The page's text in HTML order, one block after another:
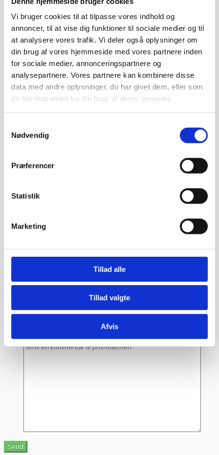
Vi bruger cookies til at tilpasse vores indhold og
annoncer, til at vise dig funktioner til sociale medier og til
at analysere vores trafik. Vi deler også oplysninger om
din brug af vores hjemmeside med vores partnere inden
for sociale medier, annonceringspartnere og
analysepartnere. Vores partnere kan kombinere disse
data med andre oplysninger, du har givet dem, eller som
de har indsamlet fra din brug af deres tjenester.
Nødvendig
Præferencer
Statistik
Marketing
Tillad alle
Tillad valgte
Afvis
Har du fundet et billigere produkt som vi skal pris matche?
Set pris:
Link:*
TLF nr.*
Evt. kommentar